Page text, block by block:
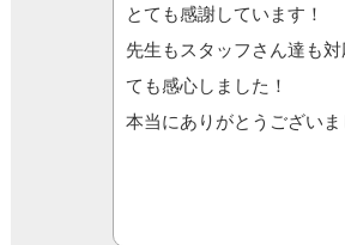
とても感謝しています！
先生もスタッフさん達も
ても感心しました！
本当にありがとうございま